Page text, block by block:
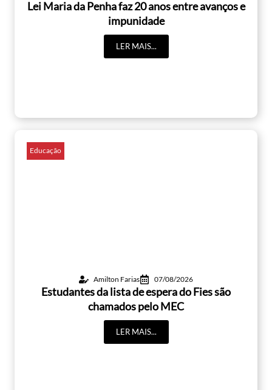
Lei Maria da Penha faz 20 anos entre avanços e
impunidade
LER MAIS...
Educação
Amilton Farias 07/08/2026
Estudantes da lista de espera do Fies são
chamados pelo MEC
LER MAIS...